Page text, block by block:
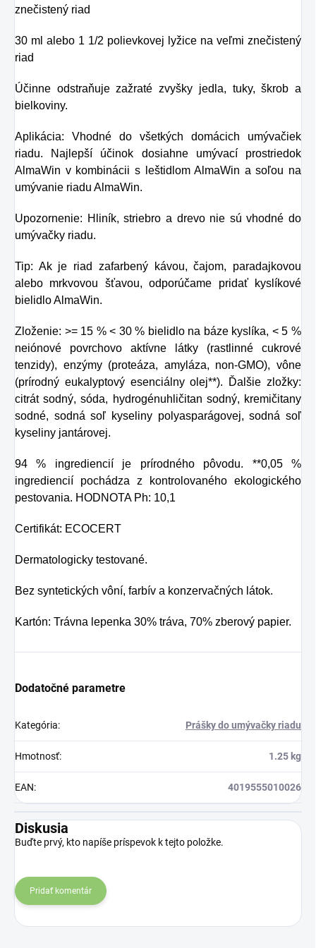
znečistený riad
30 ml alebo 1 1/2 polievkovej lyžice na veľmi znečistený
riad
Účinne odstraňuje zažraté zvyšky jedla, tuky, škrob a
bielkoviny.
Aplikácia: Vhodné do všetkých domácich umývačiek
riadu. Najlepší účinok dosiahne umývací prostriedok
AlmaWin v kombinácii s leštidlom AlmaWin a soľou na
umývanie riadu AlmaWin.
Upozornenie: Hliník, striebro a drevo nie sú vhodné do
umývačky riadu.
Tip: Ak je riad zafarbený kávou, čajom, paradajkovou
alebo mrkvovou šťavou, odporúčame pridať kyslíkové
bielidlo AlmaWin.
Zloženie: >= 15 % < 30 % bielidlo na báze kyslíka, < 5 %
neiónové povrchovo aktívne látky (rastlinné cukrové
tenzidy), enzýmy (proteáza, amyláza, non-GMO), vône
(prírodný eukalyptový esenciálny olej**). Ďalšie zložky:
citrát sodný, sóda, hydrogénuhličitan sodný, kremičitany
sodné, sodná soľ kyseliny polyasparágovej, sodná soľ
kyseliny jantárovej.
94 % ingrediencií je prírodného pôvodu. **0,05 %
ingrediencií pochádza z kontrolovaného ekologického
pestovania. HODNOTA Ph: 10,1
Certifikát: ECOCERT
Dermatologicky testované.
Bez syntetických vôní, farbív a konzervačných látok.
Kartón: Trávna lepenka 30% tráva, 70% zberový papier.
Dodatočné parametre
Kategória: Prášky do umývačky riadu
Hmotnosť: 1.25 kg
EAN: 4019555010026
Diskusia
Buďte prvý, kto napíše príspevok k tejto položke.
Pridať komentár